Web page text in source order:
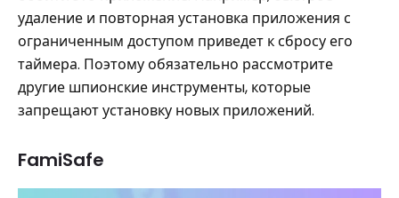
удаление и повторная установка приложения с
ограниченным доступом приведет к сбросу его
таймера. Поэтому обязательно рассмотрите
другие шпионские инструменты, которые
запрещают установку новых приложений.
FamiSafe